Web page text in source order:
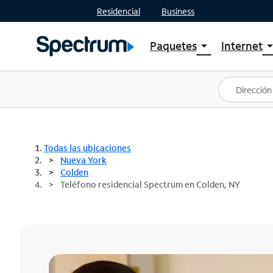
Residencial Business
Paquetesarrow_drop_down
Ver paquetes
Spectrum One
Mejores ofertas
Internetarrow_drop_down
Planes
Todas las ubicaciones
Nueva York
Colden
Teléfono residencial Spectrum en Colden, NY